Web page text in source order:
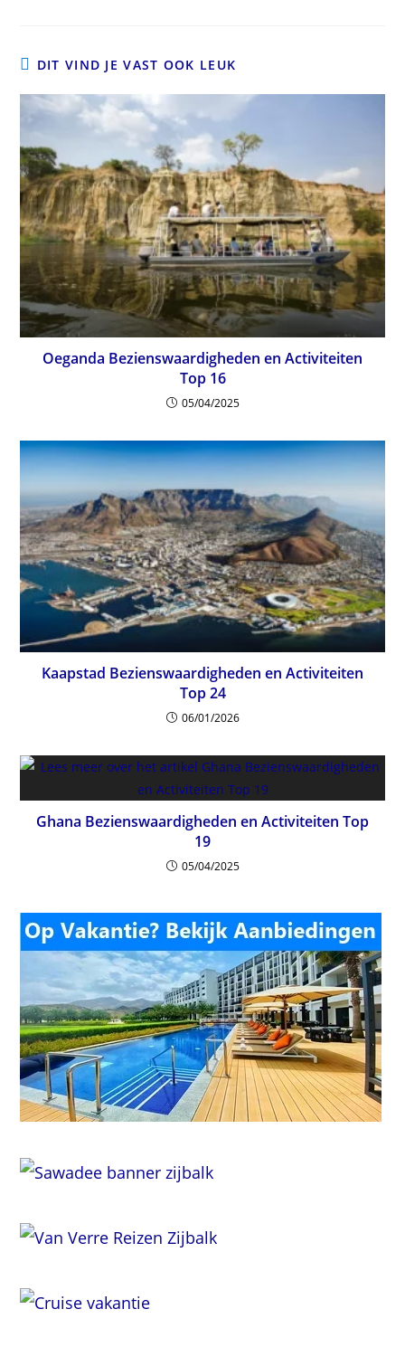
DIT VIND JE VAST OOK LEUK
Oeganda Bezienswaardigheden en Activiteiten
Top 16
05/04/2025
Kaapstad Bezienswaardigheden en Activiteiten
Top 24
06/01/2026
Ghana Bezienswaardigheden en Activiteiten Top
19
05/04/2025